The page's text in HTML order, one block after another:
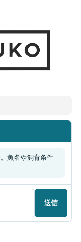
魚名や飼育条件
送信